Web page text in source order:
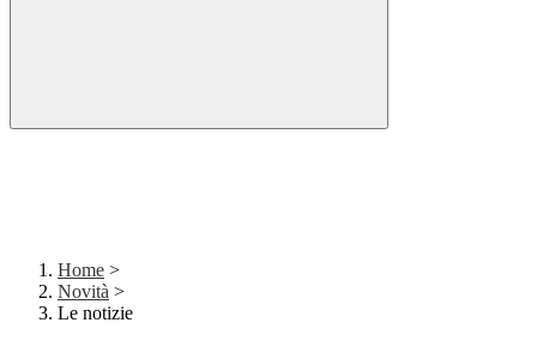
Home >
Novità >
Le notizie